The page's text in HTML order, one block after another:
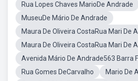
Rua Lopes Chaves MarioDe Andrade
MuseuDe Mário De Andrade
Maura De Oliveira CostaRua Mari De
Maura De Oliveira CostaRua Mari De
Avenida Mário De Andrade563 Barra
Rua Gomes DeCarvalho
Mario De